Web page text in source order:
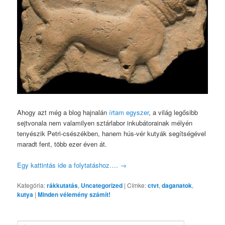
Ahogy azt még a blog hajnalán írtam egyszer, a világ legősibb
sejtvonala nem valamilyen sztárlabor inkubátorainak mélyén
tenyészik Petri-csészékben, hanem hús-vér kutyák segítségével
maradt fent, több ezer éven át.
Egy kattintás ide a folytatáshoz…. →
Kategória:rákkutatás, Uncategorized |Címke:ctvt,daganatok,
kutya |Minden vélemény számít!